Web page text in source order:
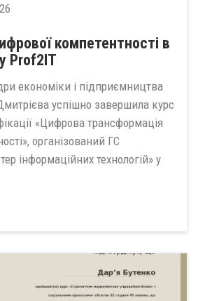
компетентності в
Prof2IT
економіки і підприємництва
успішно завершила курс
«Цифрова трансформація
організований ГС
інформаційних технологій» у